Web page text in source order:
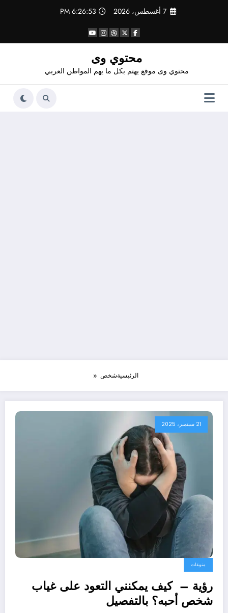
7 أغسطس، 2026 6:26:54 PM
محتوي وى
محتوي وى موقع يهتم بكل ما يهم المواطن العربي
الرئيسيةشخص
21 سبتمبر، 2025
منوعات
رؤية – كيف يمكنني التعود على غياب
شخص أحبه؟ بالتفصيل